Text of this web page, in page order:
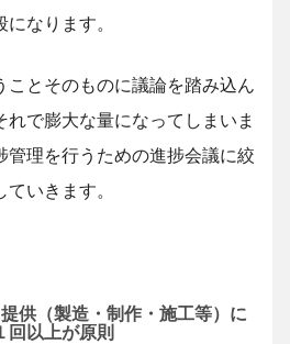
なります。
ことそのものに議論を踏み込ん
れで膨大な量になってしまいま
管理を行うための進捗会議に絞
いきます。
供（製造・制作・施工等）に
回以上が原則